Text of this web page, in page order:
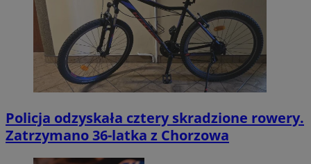
Policja odzyskała cztery skradzione rowery.
Zatrzymano 36-latka z Chorzowa